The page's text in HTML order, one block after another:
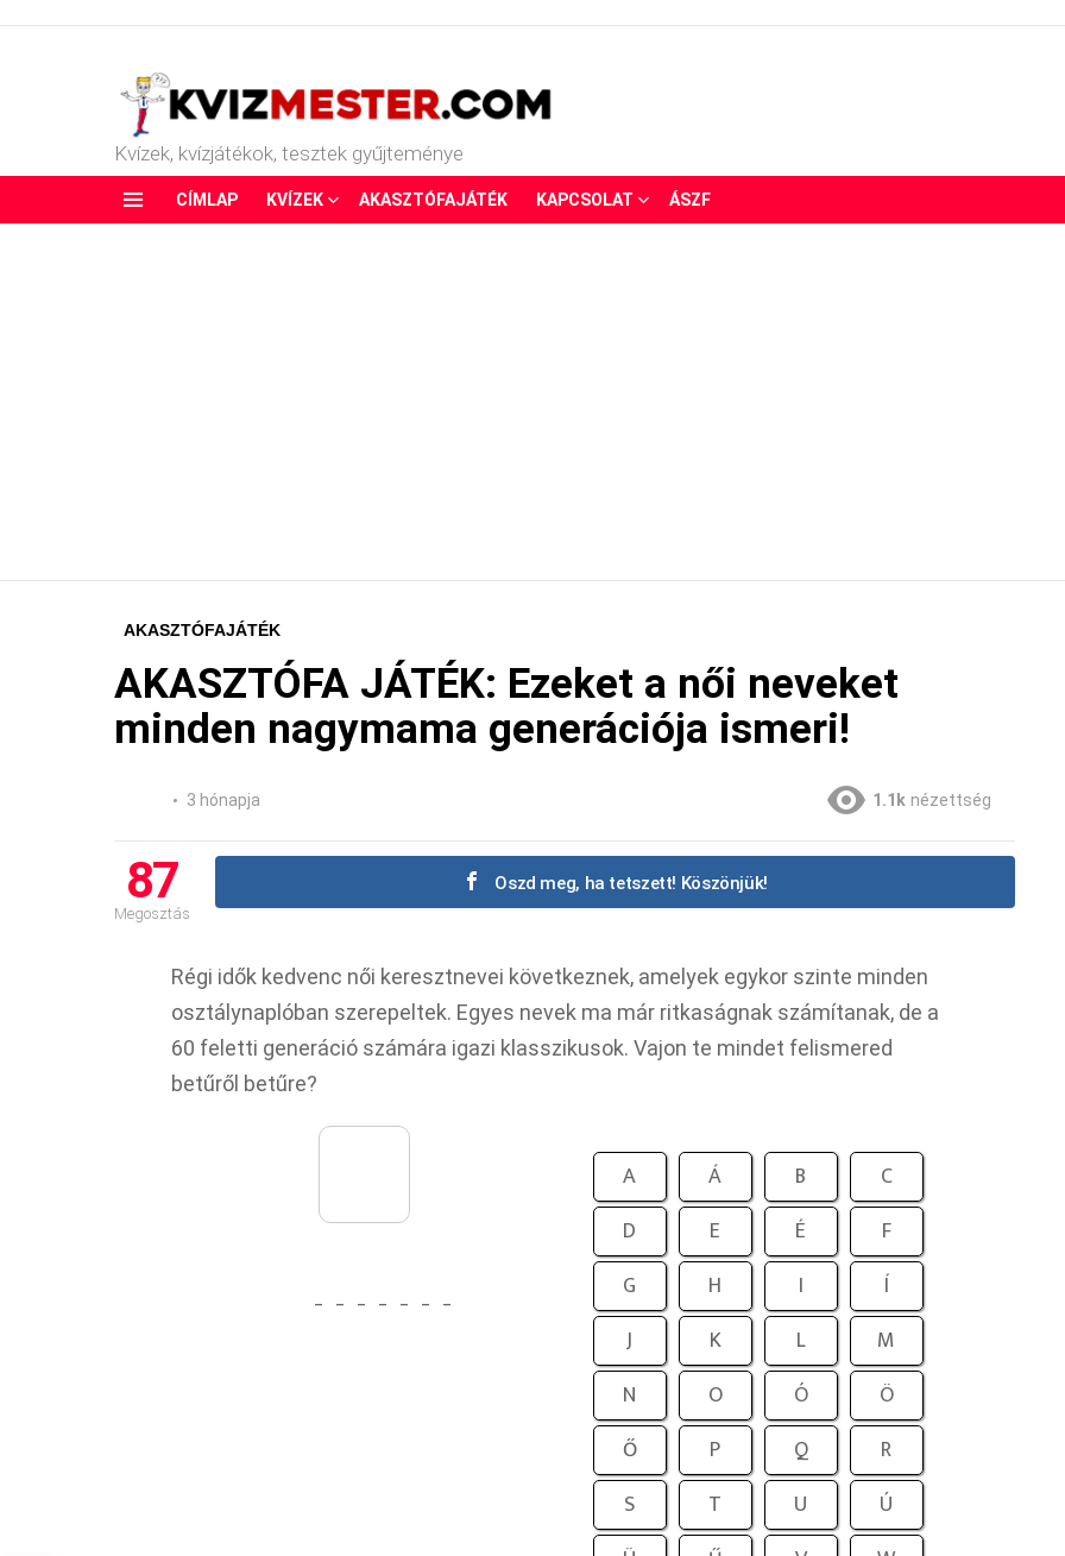
Kvízek, kvízjátékok, tesztek gyűjteménye
CÍMLAP KVÍZEK AKASZTÓFAJÁTÉK KAPCSOLAT ÁSZF
AKASZTÓFAJÁTÉK
AKASZTÓFA JÁTÉK: Ezeket a női neveket
minden nagymama generációja ismeri!
3 hónapja 1.1k nézettség
87
Megosztás
Oszd meg, ha tetszett! Köszönjük!
Régi idők kedvenc női keresztnevei következnek, amelyek egykor szinte minden
osztálynaplóban szerepeltek. Egyes nevek ma már ritkaságnak számítanak, de a
60 feletti generáció számára igazi klasszikusok. Vajon te mindet felismered
betűről betűre?
A Á B
C
D
E É
F
G
H I
Í
J
K L
M
N
O Ó
Ö
Ő
P Q
R
S
T U
Ú